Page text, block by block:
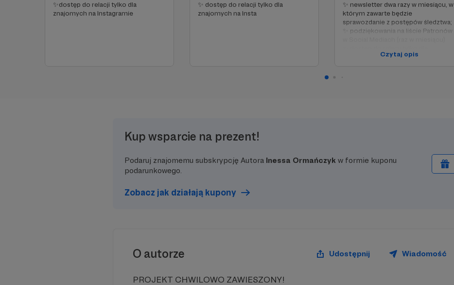
✨dostęp do relacji tylko dla
znajomych na Instagramie
✨ dostęp do relacji tylko dla
znajomych na Insta
✨ newsletter dwa razy w miesiącu, w
którym zawarte będzie
sprawozdanie z postępów śledztwa;
✨ podziękowania na liście Patronów
znajomych na Insta
Czytaj opis
Kup wsparcie na prezent!
Podaruj znajomemu subskrypcję Autora Inessa Ormańczyk w formie kuponu
podarunkowego.
Zobacz jak działają kupony
O autorze Udostępnij Wiadomość
PROJEKT CHWILOWO ZAWIESZONY!